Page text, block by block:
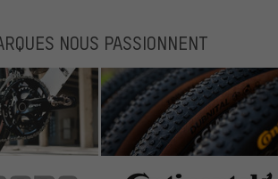
NOUS PASSIONNENT